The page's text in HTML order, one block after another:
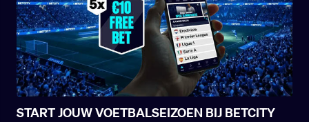
START JOUW VOETBALSEIZOEN BIJ BETCITY